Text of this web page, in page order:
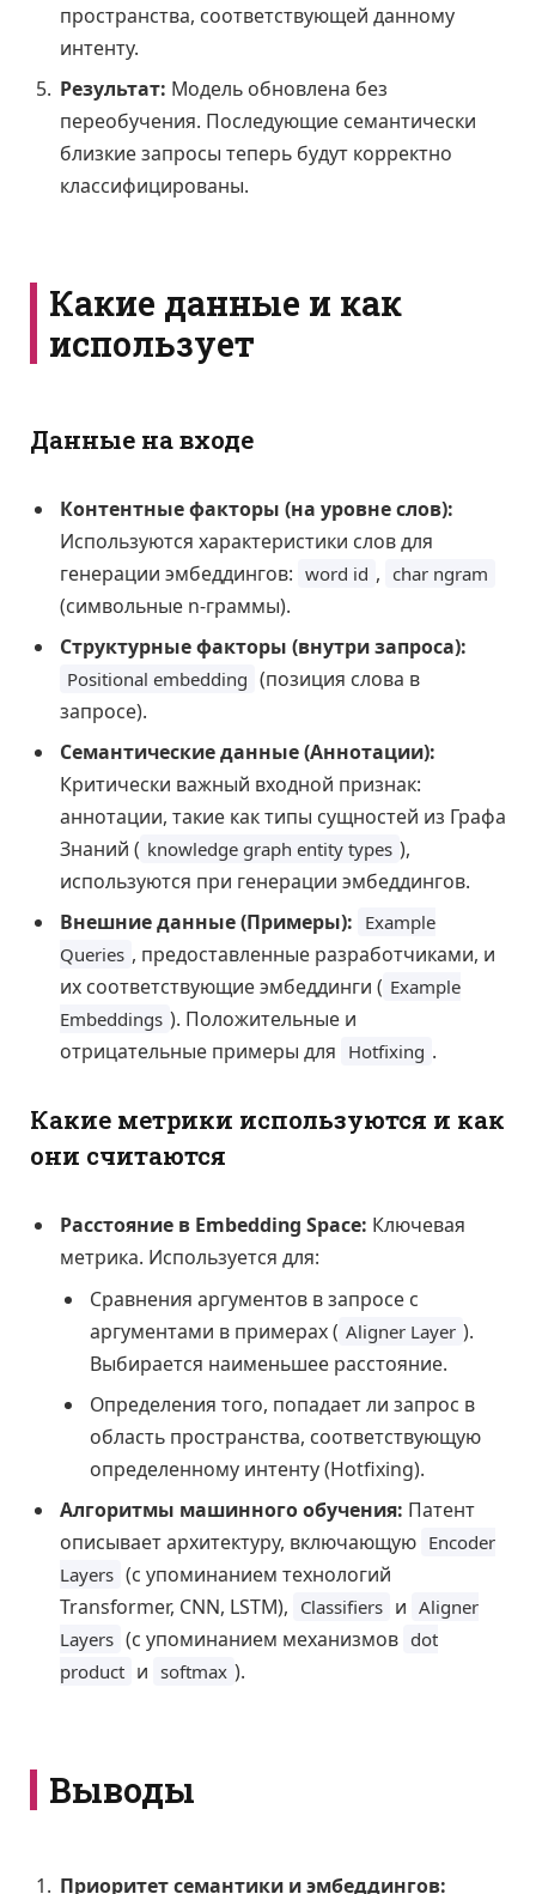
пространства, соответствующей данному
интенту.
Результат: Модель обновлена без
переобучения. Последующие семантически
близкие запросы теперь будут корректно
классифицированы.
Какие данные и как
использует
Данные на входе
Контентные факторы (на уровне слов):
Используются характеристики слов для
генерации эмбеддингов: word id , char ngram
(символьные n-граммы).
Структурные факторы (внутри запроса):
Positional embedding (позиция слова в
запросе).
Семантические данные (Аннотации):
Критически важный входной признак:
аннотации, такие как типы сущностей из Графа
Знаний ( knowledge graph entity types ),
используются при генерации эмбеддингов.
Внешние данные (Примеры): Example
Queries , предоставленные разработчиками, и
их соответствующие эмбеддинги ( Example
Embeddings ). Положительные и
отрицательные примеры для Hotfixing .
Какие метрики используются и как
они считаются
Расстояние в Embedding Space: Ключевая
метрика. Используется для:
Сравнения аргументов в запросе с
аргументами в примерах ( Aligner Layer ).
Выбирается наименьшее расстояние.
Определения того, попадает ли запрос в
область пространства, соответствующую
определенному интенту (Hotfixing).
Алгоритмы машинного обучения: Патент
описывает архитектуру, включающую Encoder
Layers (с упоминанием технологий
Transformer, CNN, LSTM), Classifiers и Aligner
Layers (с упоминанием механизмов dot
product и softmax ).
Выводы
Приоритет семантики и эмбеддингов: